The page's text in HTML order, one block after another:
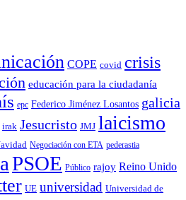
COPE covid crisis
educación para la ciudadaní­a
epc Federico Jiménez Losantos galicia
irak Jesucristo JMJ laicismo
Negociación con ETA pederastia
PSOE Público rajoy Reino Unido
UE universidad Universidad de